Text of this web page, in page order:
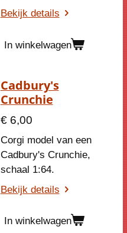
Bekijk details
In winkelwagen
Cadbury's
Crunchie
€ 6,00
Corgi model van een
Cadbury's Crunchie,
schaal 1:64.
Bekijk details
In winkelwagen